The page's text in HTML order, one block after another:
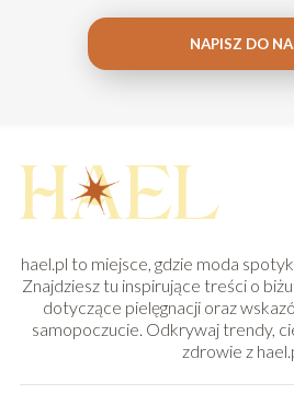
NAPISZ DO
hael.pl to miejsce, gdzie moda
Znajdziesz tu inspirujące treści o
dotyczące pielęgnacji oraz
samopoczucie. Odkrywaj trendy,
zdrowie z